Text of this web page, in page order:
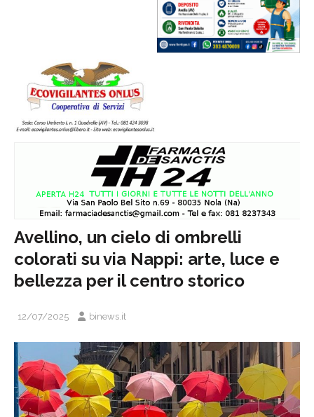
Avellino, un cielo di ombrelli
colorati su via Nappi: arte, luce e
bellezza per il centro storico
12/07/2025 binews.it